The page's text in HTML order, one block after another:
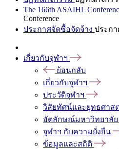
The 166th ASAIHL
Conference
ประกาศจัดซื้อจัดจ้าง ประก
เกี่ยวกับจุฬาฯ
ย้อนกลับ
เกี่ยวกับจุฬาฯ
ประวัติจุฬาฯ
วิสัยทัศน์และยุทธศาส
อัตลักษณ์มหาวิทยาลัย
จุฬาฯ กับความยั่งยืน
ข้อมูลและสถิติ